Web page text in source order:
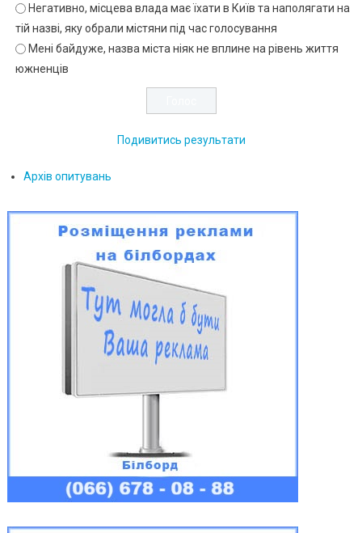
Негативно, місцева влада має їхати в Київ та наполягати на
тій назві, яку обрали містяни під час голосування
Мені байдуже, назва міста ніяк не вплине на рівень життя
южненців
Подивитись результати
Архів опитувань